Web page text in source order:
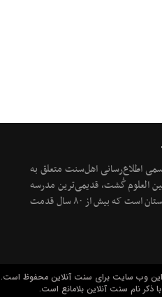
اطلاع‌رسانی اهل‌سنت متعلق به
العلوم گُشت, قدیمی‌ترین مدرسه
دینی اهل‌سنت بلوچستان است که بیش از ۸۰ سال قدمت
وب سایت برای سنت آنلاین محفوظ است.
ذکر نام سنت آنلاین بلامانع است.